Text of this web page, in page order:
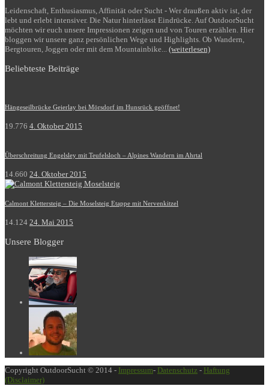
Leidenschaft, Enthusiasmus, Affinität oder Sucht - Wer draußen aktiv ist, der
lebt und erlebt intensiver. Die Natur hinterlässt Eindrücke. Auf OutdoorSucht
möchten wir euch unsere Impressionen zeigen und von Touren erzählen. Hier
bloggen wir unsere ganz persönlichen Wege und Highlights. Ob Wandern,
Bergtouren, Joggen oder mit dem Mountainbike... (weiterlesen)
Beliebteste Beiträge
Hängeseilbrücke Geierlay bei Mörsdorf im Hunsrück geöffnet!
19.776 4. Oktober 2015
Überschreitung Engelsley mit Teufelsloch – Alpines Wandern im Ahrtal
14.660 24. Oktober 2015
Calmont Klettersteig – Die Moselsteig Etappe mit Nervenkitzel
14.124 24. Mai 2015
Unsere Blogger
Copyright OutdoorSucht © 2014 - Impressum- Datenschutz - Haftung
(Disclaimer)